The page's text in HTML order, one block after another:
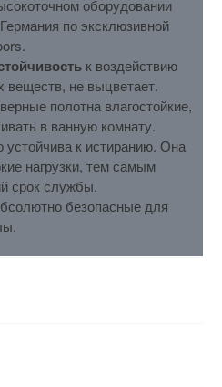
оборудовании
по эксклюзивной
к воздействию
веществ, не выцветает.
полотна влагостойкие,
в ванную комнату.
устойчива к истиранию. Она
нагрузки, тем самым
срок службы.
безопасные для